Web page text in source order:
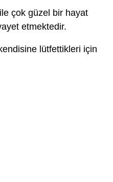
çok güzel bir hayat
etmektedir.
lütfettikleri için